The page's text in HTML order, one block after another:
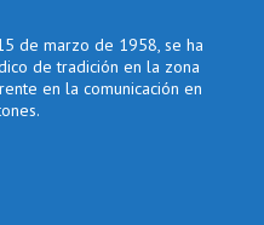
de marzo de 1958, se ha
de tradición en la zona
en la comunicación en